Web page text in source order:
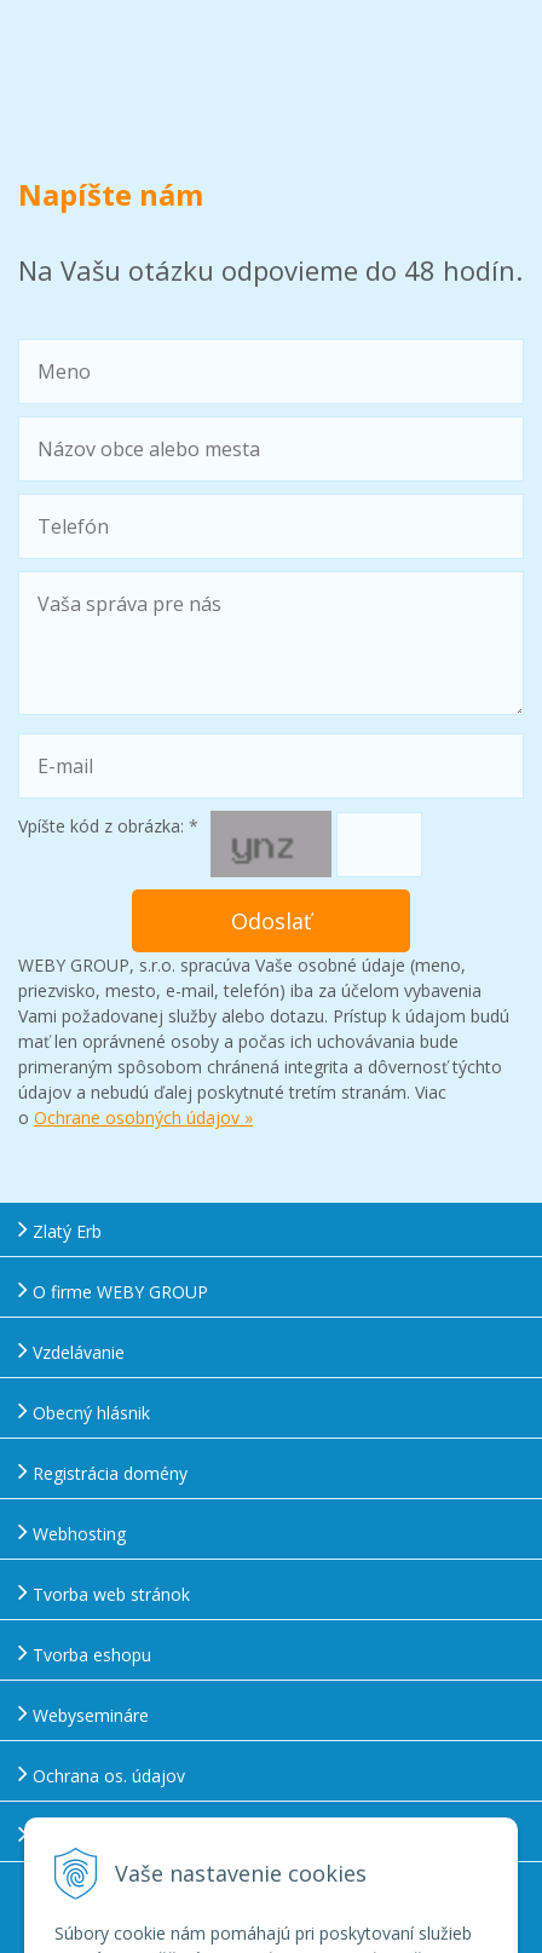
Vaše nastavenie cookies
Súbory cookie nám pomáhajú pri poskytovaní služieb
Napíšte nám
Na Vašu otázku odpovieme do 48 hodín.
Vpíšte kód z obrázka: *
WEBY GROUP, s.r.o. spracúva Vaše osobné údaje (meno,
priezvisko, mesto, e-mail, telefón) iba za účelom vybavenia
Vami požadovanej služby alebo dotazu. Prístup k údajom budú
mať len oprávnené osoby a počas ich uchovávania bude
primeraným spôsobom chránená integrita a dôvernosť týchto
údajov a nebudú ďalej poskytnuté tretím stranám. Viac
o Ochrane osobných údajov »
Zlatý Erb
O firme WEBY GROUP
Vzdelávanie
Obecný hlásnik
Registrácia domény
Webhosting
Tvorba web stránok
Tvorba eshopu
Webysemináre
Ochrana os. údajov